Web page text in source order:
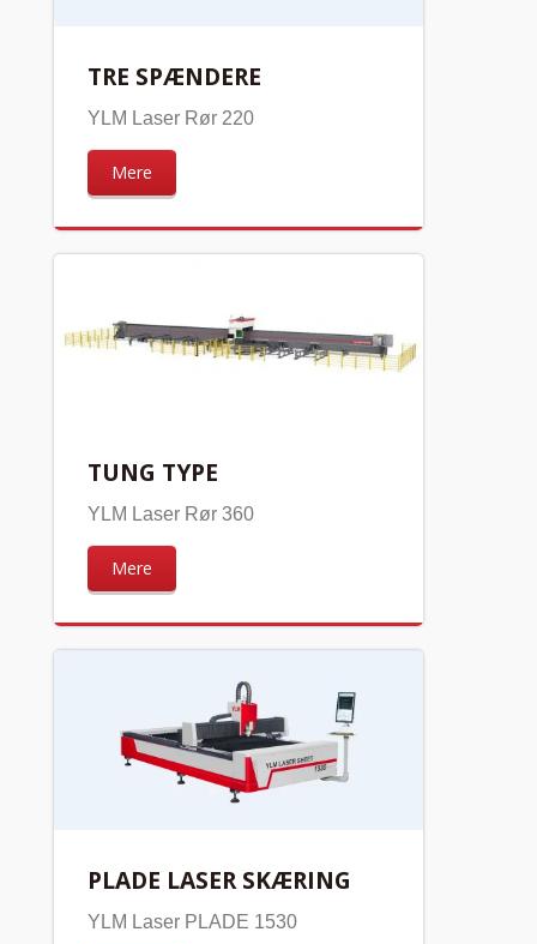
TRE SPÆNDERE
YLM Laser Rør 220
Mere
TUNG TYPE
YLM Laser Rør 360
Mere
PLADE LASER SKÆRING
YLM Laser PLADE 1530